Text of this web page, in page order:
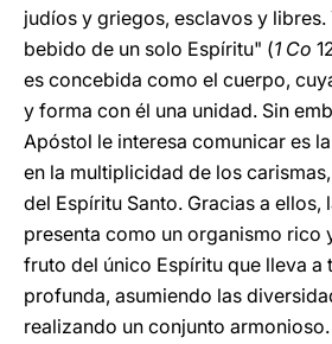
judíos y griegos, esclavos y
bebido de un solo Espíritu" (1 Co
es concebida como el cuerpo,
y forma con él una unidad. Sin
Apóstol le interesa comunicar es
en la multiplicidad de los
del Espíritu Santo. Gracias a ellos,
presenta como un organismo rico
fruto del único Espíritu que lleva a
profunda, asumiendo las
realizando un conjunto